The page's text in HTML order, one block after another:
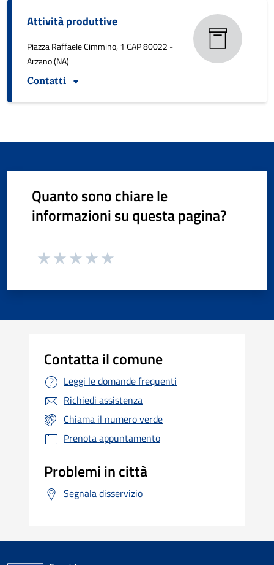
Attività produttive
Piazza Raffaele Cimmino, 1 CAP 80022 -
Arzano (NA)
Contatti
Quanto sono chiare le
informazioni su questa pagina?
Contatta il comune
Leggi le domande frequenti
Richiedi assistenza
Chiama il numero verde
Prenota appuntamento
Problemi in città
Segnala disservizio